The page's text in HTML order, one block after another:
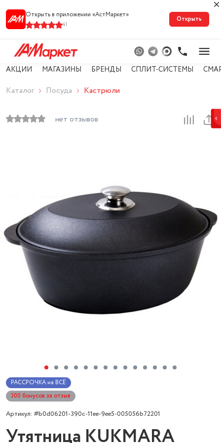
Открыть в приложении «АстМарке‪т‬»
41
Открыть
АКЦИИ МАГАЗИНЫ БРЕНДЫ СПЛИТ-СИСТЕМЫ
Каталог Посуда Кастрюли
нет отзывов
РАССРОЧКА на ВСЁ
300 бонусов за отзыв
Артикул: #b0d06201-390c-11ee-9ee5-005056b72201
Утятница KUKMARA